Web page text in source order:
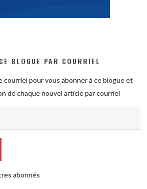
BLOGUE PAR COURRIEL
courriel pour vous abonner à ce blogue et
de chaque nouvel article par courriel
abonnés